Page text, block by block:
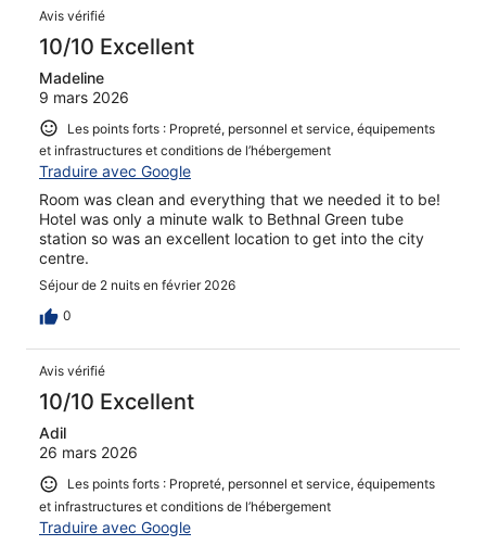
Avis vérifié
10/10 Excellent
Madeline
9 mars 2026
Les points forts : Propreté, personnel et service, équipements
et infrastructures et conditions de l’hébergement
Traduire avec Google
Room was clean and everything that we needed it to be!
Hotel was only a minute walk to Bethnal Green tube
station so was an excellent location to get into the city
centre.
Séjour de 2 nuits en février 2026
0
Avis vérifié
10/10 Excellent
Adil
26 mars 2026
Les points forts : Propreté, personnel et service, équipements
et infrastructures et conditions de l’hébergement
Traduire avec Google